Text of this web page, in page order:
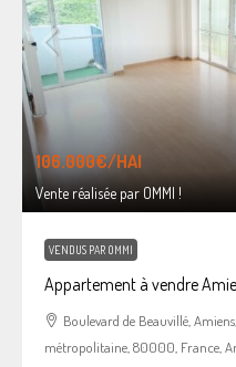
106.000€/HAI
Vente réalisée par OMMI !
VENDUS PAR OMMI
Appartement à vendre
Boulevard de Beauvillé,
métropolitaine, 80000, France,